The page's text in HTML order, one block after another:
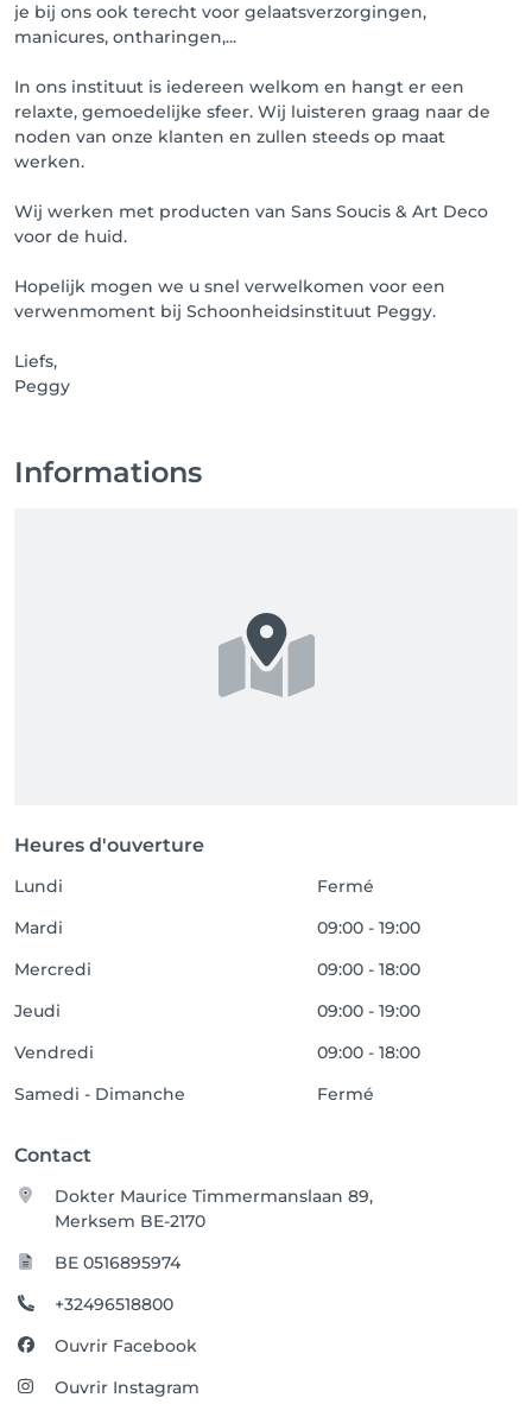
je bij ons ook terecht voor gelaatsverzorgingen,
manicures, ontharingen,...
In ons instituut is iedereen welkom en hangt er een
relaxte, gemoedelijke sfeer. Wij luisteren graag naar de
noden van onze klanten en zullen steeds op maat
werken.
Wij werken met producten van Sans Soucis & Art Deco
voor de huid.
Hopelijk mogen we u snel verwelkomen voor een
verwenmoment bij Schoonheidsinstituut Peggy.
Liefs,
Peggy
Informations
Heures d'ouverture
Lundi
Fermé
Mardi
09:00 - 19:00
Mercredi
09:00 - 18:00
Jeudi
09:00 - 19:00
Vendredi
09:00 - 18:00
Samedi - Dimanche
Fermé
Contact
Dokter Maurice Timmermanslaan 89,
Merksem BE-2170
BE 0516895974
+32496518800
Ouvrir Facebook
Ouvrir Instagram